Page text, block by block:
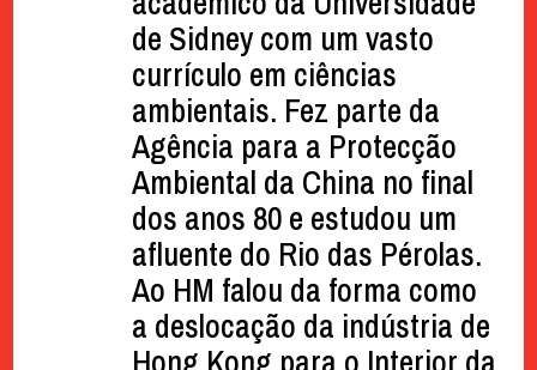
de Sidney com um vasto
currículo em ciências
ambientais. Fez parte da
Agência para a Protecção
Ambiental da China no final
dos anos 80 e estudou um
afluente do Rio das Pérolas.
Ao HM falou da forma como
a deslocação da indústria de